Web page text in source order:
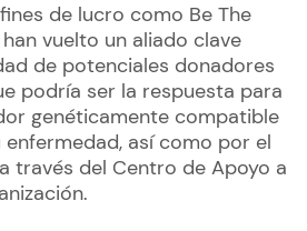
de lucro como Be The
vuelto un aliado clave
de potenciales donadores
podría ser la respuesta para
genéticamente compatible
así como por el
través del Centro de Apoyo a